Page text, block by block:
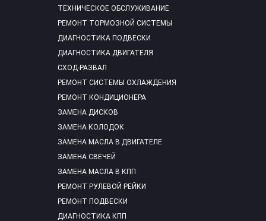
ТЕХНИЧЕСКОЕ ОБСЛУЖИВАНИЕ
РЕМОНТ ТОРМОЗНОЙ СИСТЕМЫ
ДИАГНОСТИКА ПОДВЕСКИ
ДИАГНОСТИКА ДВИГАТЕЛЯ
СХОД-РАЗВАЛ
РЕМОНТ СИСТЕМЫ ОХЛАЖДЕНИЯ
РЕМОНТ КОНДИЦИОНЕРА
ЗАМЕНА ДИСКОВ
ЗАМЕНА КОЛОДОК
ЗАМЕНА МАСЛА В ДВИГАТЕЛЕ
ЗАМЕНА СВЕЧЕЙ
ЗАМЕНА МАСЛА В КПП
РЕМОНТ РУЛЕВОЙ РЕЙКИ
РЕМОНТ ПОДВЕСКИ
ДИАГНОСТИКА КПП